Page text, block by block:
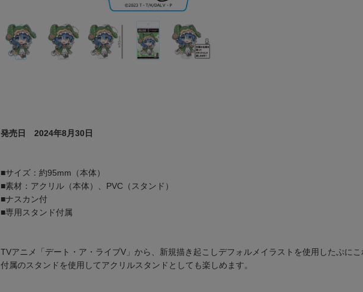
発売日 2024年8月30日
■サイズ：約95mm（本体）
■素材：アクリル（本体）、PVC（スタンド）
■ナスカン付
■専用スタンド付属
TVアニメ「デート・ア・ライブV」から、新規描き起こしデフォルメイラストを使用したぷにこ
付属のスタンドを使用してアクリルスタンドとしても楽しめます。